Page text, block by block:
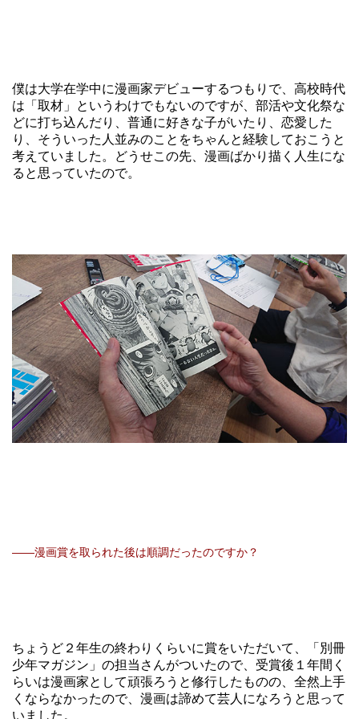
僕は大学在学中に漫画家デビューするつもりで、高校時代
は「取材」というわけでもないのですが、部活や文化祭な
どに打ち込んだり、普通に好きな子がいたり、恋愛した
り、そういった人並みのことをちゃんと経験しておこうと
考えていました。どうせこの先、漫画ばかり描く人生にな
ると思っていたので。
――漫画賞を取られた後は順調だったのですか？
ちょうど２年生の終わりくらいに賞をいただいて、「別冊
少年マガジン」の担当さんがついたので、受賞後１年間く
らいは漫画家として頑張ろうと修行したものの、全然上手
くならなかったので、漫画は諦めて芸人になろうと思って
いました。